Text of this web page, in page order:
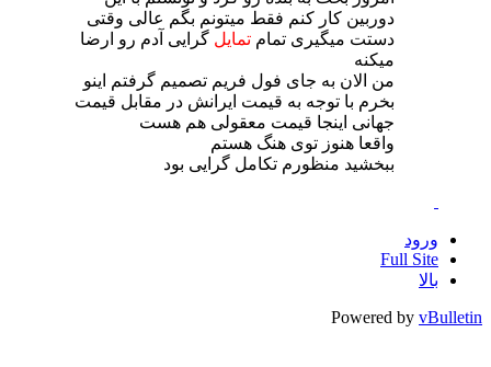
دوربین کار کنم فقط میتونم بگم عالی وقتی
دستت میگیری تمام تمایل گرایی آدم رو ارضا
میکنه
من الان به جای فول فریم تصمیم گرفتم اینو
بخرم با توجه به قیمت ایرانش در مقابل قیمت
جهانی اینجا قیمت معقولی هم هست
واقعا هنوز توی هنگ هستم
ببخشید منظورم تکامل گرایی بود
ورود
Full Site
بالا
Powered by vBulletin